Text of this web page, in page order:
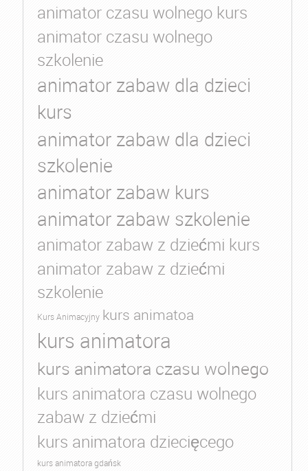
animator czasu wolnego kurs
animator czasu wolnego
szkolenie
animator zabaw dla dzieci
kurs
animator zabaw dla dzieci
szkolenie
animator zabaw kurs
animator zabaw szkolenie
animator zabaw z dziećmi kurs
animator zabaw z dziećmi
szkolenie
Kurs Animacyjny kurs animatoa
kurs animatora
kurs animatora czasu wolnego
kurs animatora czasu wolnego
zabaw z dziećmi
kurs animatora dziecięcego
kurs animatora gdańsk